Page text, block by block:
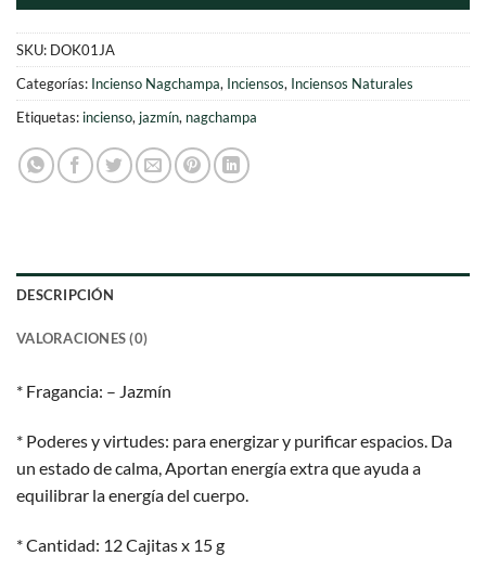
SKU: DOK01JA
Categorías: Incienso Nagchampa, Inciensos, Inciensos Naturales
Etiquetas: incienso, jazmín, nagchampa
DESCRIPCIÓN
VALORACIONES (0)
* Fragancia: – Jazmín
* Poderes y virtudes: para energizar y purificar espacios. Da
un estado de calma, Aportan energía extra que ayuda a
equilibrar la energía del cuerpo.
* Cantidad: 12 Cajitas x 15 g